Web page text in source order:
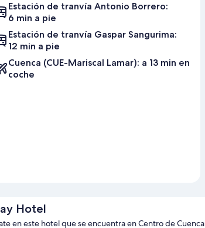
Estación de tranvía Antonio Borrero:
6 min a pie
Estación de tranvía Gaspar Sangurima:
12 min a pie
Cuenca (CUE-Mariscal Lamar): a 13 min en
coche
Hotel
en este hotel que se encuentra en Centro de Cuenca